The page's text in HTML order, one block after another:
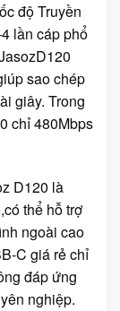
độ Truyền
lần cáp phổ
sao chép
giây. Trong
chỉ 480Mbps
D120 là
thể hỗ trợ
ngoài cao
C giá rẻ chỉ
đáp ứng
nghiệp.